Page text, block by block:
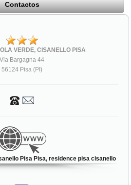
Contactos
VERDE, CISANELLO PISA
Via Bargagna 44
56124 Pisa (PI)
Pisa Pisa, residence pisa cisanello